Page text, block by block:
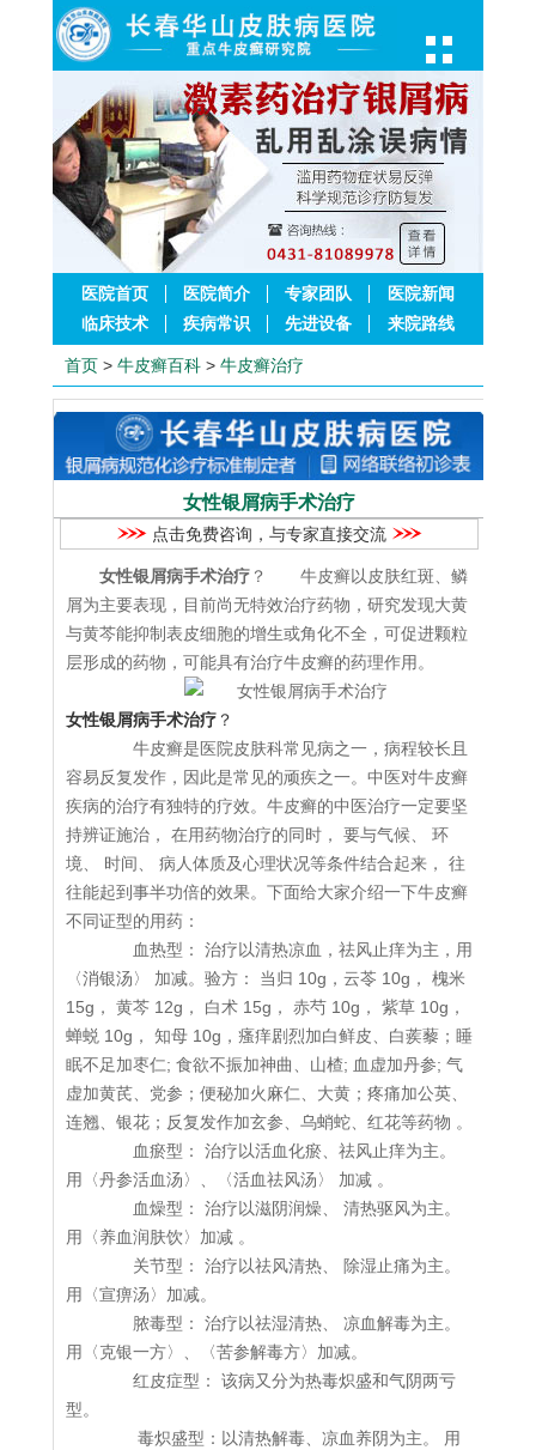
医院首页 医院简介 专家团队
医院新闻
临床技术
疾病常识 先进设备 来院路线
首页 > 牛皮癣百科 > 牛皮癣治疗
女性银屑病手术治疗
点击免费咨询，与专家直接交流
女性银屑病手术治疗 ？ 牛皮癣以皮肤红斑、鳞
屑为主要表现，目前尚无特效治疗药物，研究发现大黄
与黄芩能抑制表皮细胞的增生或角化不全，可促进颗粒
层形成的药物，可能具有治疗牛皮癣的药理作用。
女性银屑病手术治疗 ？
牛皮癣是医院皮肤科常见病之一，病程较长且
容易反复发作，因此是常见的顽疾之一。中医对牛皮癣
疾病的治疗有独特的疗效。牛皮癣的中医治疗一定要坚
持辨证施治， 在用药物治疗的同时， 要与气候、 环
境、 时间、 病人体质及心理状况等条件结合起来， 往
往能起到事半功倍的效果。下面给大家介绍一下牛皮癣
不同证型的用药：
血热型： 治疗以清热凉血，祛风止痒为主，用
〈消银汤〉 加减。验方： 当归 10g，云苓 10g， 槐米
15g， 黄芩 12g， 白术 15g， 赤芍 10g， 紫草 10g，
蝉蜕 10g， 知母 10g，瘙痒剧烈加白鲜皮、白蒺藜；睡
眠不足加枣仁; 食欲不振加神曲、山楂; 血虚加丹参; 气
虚加黄芪、党参；便秘加火麻仁、大黄；疼痛加公英、
连翘、银花；反复发作加玄参、乌蛸蛇、红花等药物 。
血瘀型： 治疗以活血化瘀、祛风止痒为主。
用〈丹参活血汤〉、〈活血祛风汤〉 加减 。
血燥型： 治疗以滋阴润燥、 清热驱风为主。
用〈养血润肤饮〉加减 。
关节型： 治疗以祛风清热、 除湿止痛为主。
用〈宣痹汤〉加减。
脓毒型： 治疗以祛湿清热、 凉血解毒为主。
用〈克银一方〉、〈苦参解毒方〉加减。
红皮症型： 该病又分为热毒炽盛和气阴两亏
型。
毒炽盛型：以清热解毒、凉血养阴为主。 用